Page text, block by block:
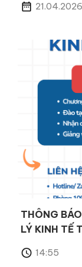
21.04.2026
THÔNG
LÝ KINH TẾ
14:55